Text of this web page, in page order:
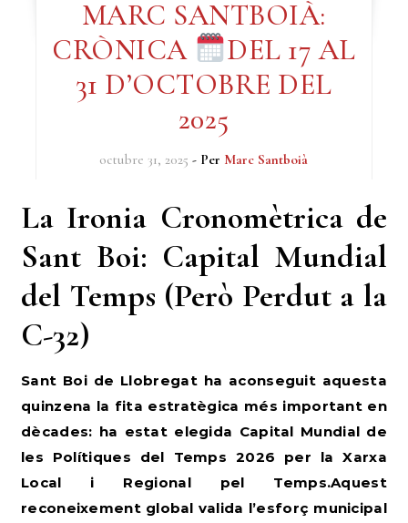
MARC SANTBOIÀ:
CRÒNICA
DEL 17 AL
31 D’OCTOBRE DEL
2025
octubre 31, 2025 - Per Marc Santboià
La Ironia Cronomètrica de
Sant Boi: Capital Mundial
del Temps (Però Perdut a la
C-32)
Sant Boi de Llobregat ha aconseguit aquesta
quinzena la fita estratègica més important en
dècades: ha estat elegida Capital Mundial de
les Polítiques del Temps 2026 per la Xarxa
Local i Regional pel Temps.Aquest
reconeixement global valida l’esforç municipal